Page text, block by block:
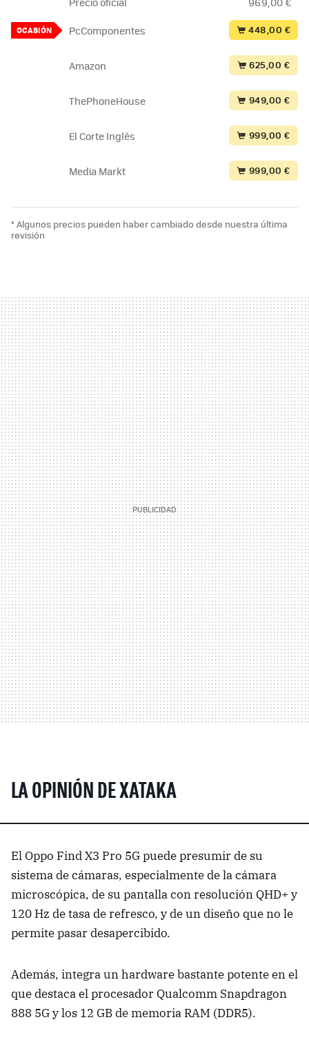
OCASIÓN PcComponentes 448,00 €
Amazon 625,00 €
ThePhoneHouse 949,00 €
El Corte Inglés 999,00 €
Media Markt 999,00 €
* Algunos precios pueden haber cambiado desde nuestra última
revisión
LA OPINIÓN DE XATAKA
El Oppo Find X3 Pro 5G puede presumir de su
sistema de cámaras, especialmente de la cámara
microscópica, de su pantalla con resolución QHD+ y
120 Hz de tasa de refresco, y de un diseño que no le
permite pasar desapercibido.
Además, integra un hardware bastante potente en el
que destaca el procesador Qualcomm Snapdragon
888 5G y los 12 GB de memoria RAM (DDR5).